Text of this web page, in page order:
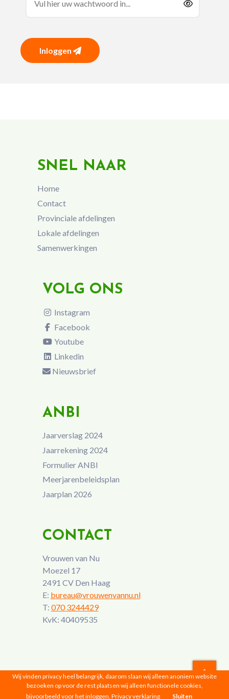
Inloggen
SNEL NAAR
Home
Contact
Provinciale afdelingen
Lokale afdelingen
Samenwerkingen
VOLG ONS
Instagram
Facebook
Youtube
Linkedin
Nieuwsbrief
ANBI
Jaarverslag 2024
Jaarrekening 2024
Formulier ANBI
Meerjarenbeleidsplan
Jaarplan 2026
CONTACT
Vrouwen van Nu
Moezel 17
2491 CV Den Haag
E: bureau@vrouwenvannu.nl
T: 070 3244429
KvK: 40409535
Vrouwen van Nu © 2026 |Privacyverklaring
Wij vinden privacy heel belangrijk, daarom slaan wij alleen anoniem website
bezoeken op voor de rest plaatsen wij alleen functionele cookies,
bijvoorbeeld voor het inloggen. Privacy verklaring Sluiten